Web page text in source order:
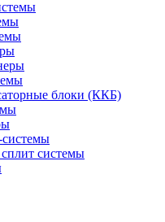
блоки (ККБ)
системы